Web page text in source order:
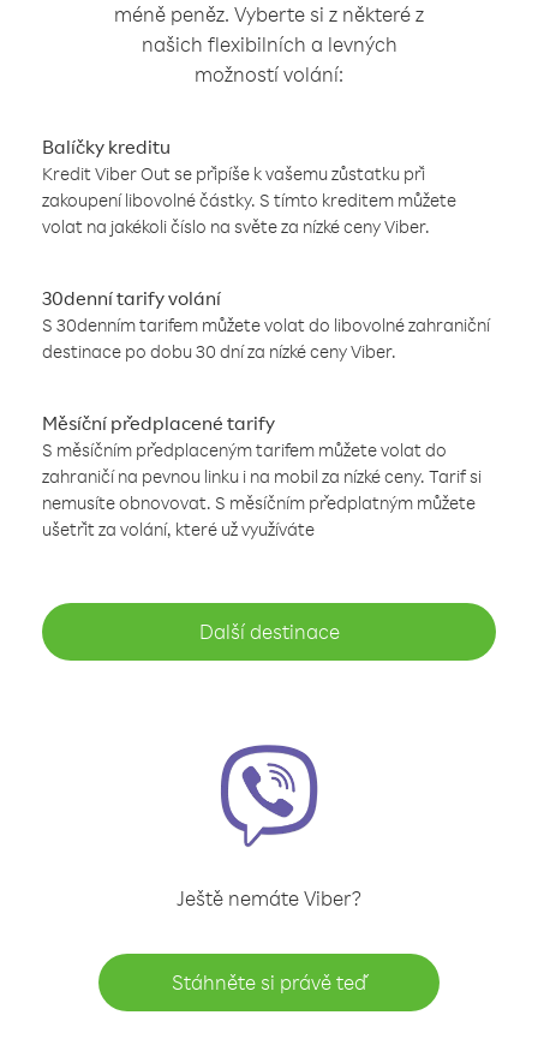
méně peněz. Vyberte si z některé z
našich flexibilních a levných
možností volání:
Balíčky kreditu
Kredit Viber Out se připíše k vašemu zůstatku při
zakoupení libovolné částky. S tímto kreditem můžete
volat na jakékoli číslo na světe za nízké ceny Viber.
30denní tarify volání
S 30denním tarifem můžete volat do libovolné zahraniční
destinace po dobu 30 dní za nízké ceny Viber.
Měsíční předplacené tarify
S měsíčním předplaceným tarifem můžete volat do
zahraničí na pevnou linku i na mobil za nízké ceny. Tarif si
nemusíte obnovovat. S měsíčním předplatným můžete
ušetřit za volání, které už využíváte
Další destinace
Ještě nemáte Viber?
Stáhněte si právě teď